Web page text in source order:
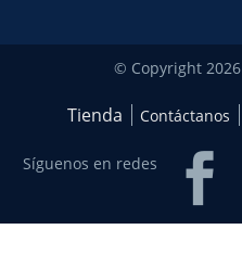
© Copyright 2026
Tienda Contáctanos
Síguenos en redes